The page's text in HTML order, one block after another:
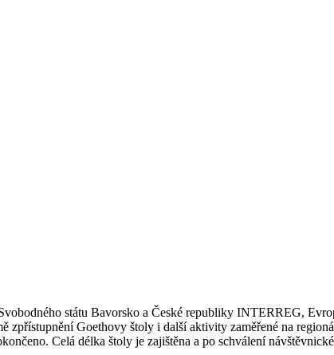
státu Bavorsko a České republiky INTERREG,
Goethovy štoly i další aktivity zaměřené na
Celá délka štoly je zajištěna a po schválení